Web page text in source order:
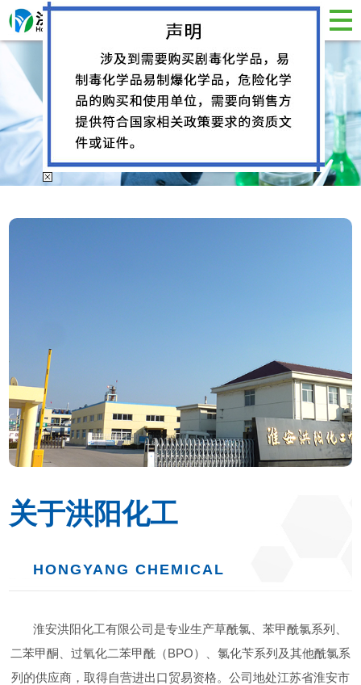
关于洪阳化工
HONGYANG CHEMICAL
淮安洪阳化工有限公司是专业生产草酰氯、苯甲酰氯系列、
二苯甲酮、过氧化二苯甲酰（BPO）、氯化苄系列及其他酰氯系
列的供应商，取得自营进出口贸易资格。公司地处江苏省淮安市